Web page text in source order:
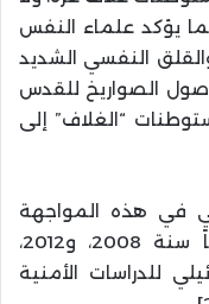
يؤكد علماء النفس
والقلق النفسي الشديد
ووصول الصواريخ للقدس
“الغلاف” إلى
في هذه المواجهة
قياساً للمواجهات السابقة خصوصاً سنة 2008، و2012،
للدراسات الأمنية